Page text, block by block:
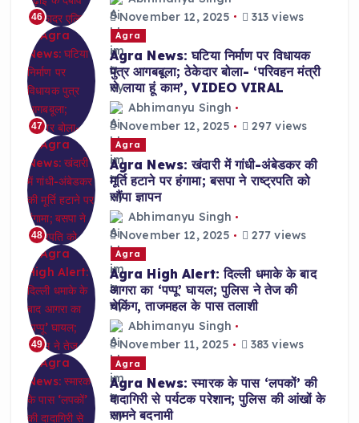
46
November 12, 2025
313 views
47
Agra
Agra News: घटिया निर्माण पर विधायक
पुत्र आगबबूला; ठेकेदार बोला- ‘परिवहन मंत्री
से लाया हूं काम’, VIDEO VIRAL
Abhimanyu Singh
November 12, 2025
297 views
48
Agra
Agra News: खंदारी में गांधी-अंबेडकर की
मूर्ति हटाने पर हंगामा; बसपा ने राष्ट्रपति को
सौंपा ज्ञापन
Abhimanyu Singh
November 12, 2025
277 views
49
Agra
Agra High Alert: दिल्ली धमाके के बाद
आगरा का ‘पप्पू’ घायल; पुलिस ने तेज की
चेकिंग, ताजमहल के पास तलाशी
Abhimanyu Singh
November 11, 2025
383 views
Agra
Agra News: स्मारक के पास ‘लपकों’ की
दादागिरी से पर्यटक परेशान; पुलिस की आंखों के
सामने बदनामी